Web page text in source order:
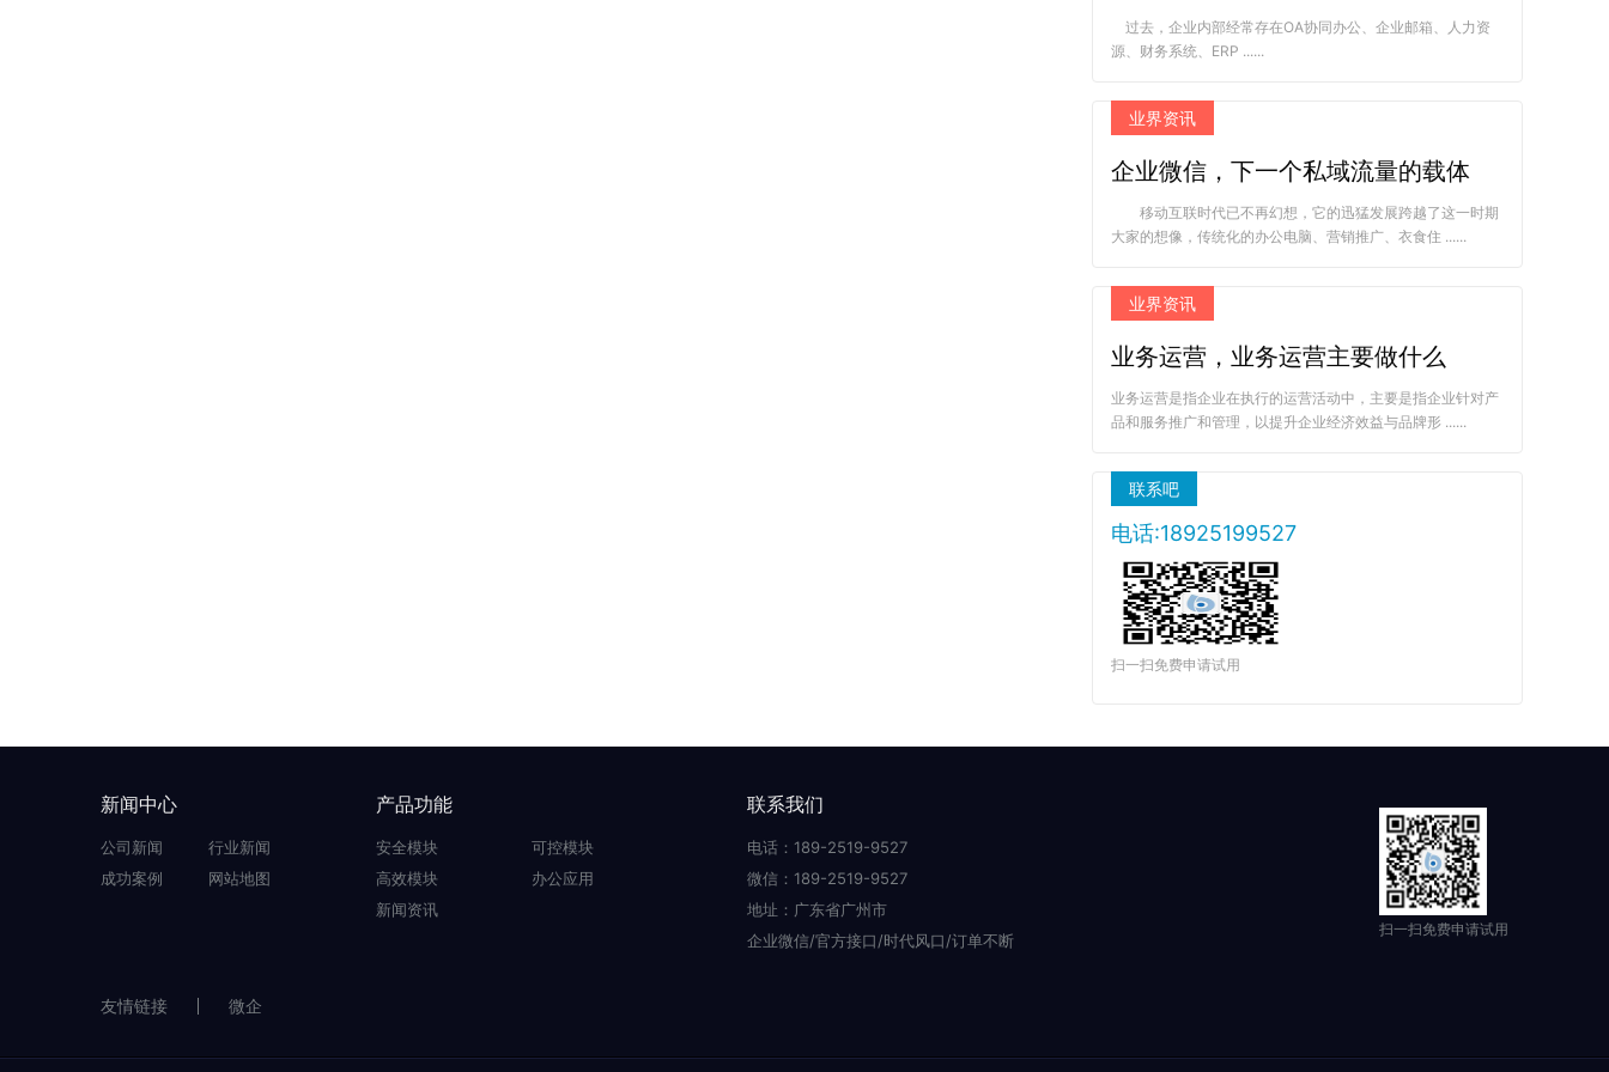
过去，企业内部经常存在OA协同办公、企业邮箱、人力资
源、财务系统、ERP ......
业界资讯
企业微信，下一个私域流量的载体
移动互联时代已不再幻想，它的迅猛发展跨越了这一时期
大家的想像，传统化的办公电脑、营销推广、衣食住 ......
业界资讯
业务运营，业务运营主要做什么
业务运营是指企业在执行的运营活动中，主要是指企业针对产
品和服务推广和管理，以提升企业经济效益与品牌形 ......
联系吧
电话:18925199527
扫一扫免费申请试用
新闻中心
公司新闻
行业新闻
成功案例
网站地图
产品功能
安全模块
可控模块
高效模块
办公应用
新闻资讯
联系我们
电话：189-2519-9527
微信：189-2519-9527
地址：广东省广州市
企业微信/官方接口/时代风口/订单不断
扫一扫免费申请试用
友情链接 微企